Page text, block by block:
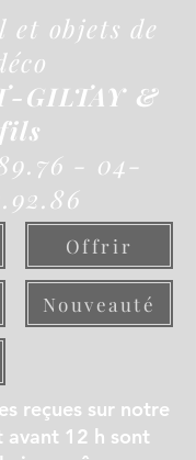
objets de
GILTAY &
fils
- 04-
Offrir
Nouveauté
reçues sur notre
avant 12 h sont